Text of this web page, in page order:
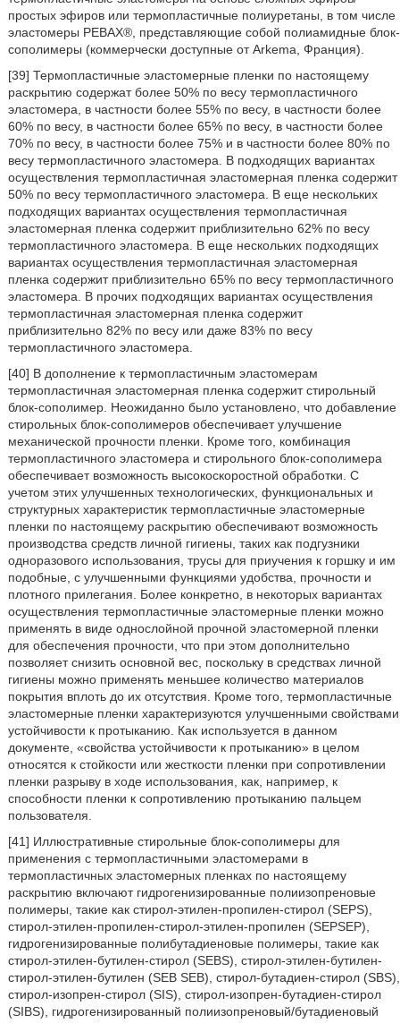
простых эфиров или термопластичные полиуретаны, в том числе
эластомеры РЕВАХ®, представляющие собой полиамидные блок-
сополимеры (коммерчески доступные от Arkema, Франция).
[39] Термопластичные эластомерные пленки по настоящему
раскрытию содержат более 50% по весу термопластичного
эластомера, в частности более 55% по весу, в частности более
60% по весу, в частности более 65% по весу, в частности более
70% по весу, в частности более 75% и в частности более 80% по
весу термопластичного эластомера. В подходящих вариантах
осуществления термопластичная эластомерная пленка содержит
50% по весу термопластичного эластомера. В еще нескольких
подходящих вариантах осуществления термопластичная
эластомерная пленка содержит приблизительно 62% по весу
термопластичного эластомера. В еще нескольких подходящих
вариантах осуществления термопластичная эластомерная
пленка содержит приблизительно 65% по весу термопластичного
эластомера. В прочих подходящих вариантах осуществления
термопластичная эластомерная пленка содержит
приблизительно 82% по весу или даже 83% по весу
термопластичного эластомера.
[40] В дополнение к термопластичным эластомерам
термопластичная эластомерная пленка содержит стирольный
блок-сополимер. Неожиданно было установлено, что добавление
стирольных блок-сополимеров обеспечивает улучшение
механической прочности пленки. Кроме того, комбинация
термопластичного эластомера и стирольного блок-сополимера
обеспечивает возможность высокоскоростной обработки. С
учетом этих улучшенных технологических, функциональных и
структурных характеристик термопластичные эластомерные
пленки по настоящему раскрытию обеспечивают возможность
производства средств личной гигиены, таких как подгузники
одноразового использования, трусы для приучения к горшку и им
подобные, с улучшенными функциями удобства, прочности и
плотного прилегания. Более конкретно, в некоторых вариантах
осуществления термопластичные эластомерные пленки можно
применять в виде однослойной прочной эластомерной пленки
для обеспечения прочности, что при этом дополнительно
позволяет снизить основной вес, поскольку в средствах личной
гигиены можно применять меньшее количество материалов
покрытия вплоть до их отсутствия. Кроме того, термопластичные
эластомерные пленки характеризуются улучшенными свойствами
устойчивости к протыканию. Как используется в данном
документе, «свойства устойчивости к протыканию» в целом
относятся к стойкости или жесткости пленки при сопротивлении
пленки разрыву в ходе использования, как, например, к
способности пленки к сопротивлению протыканию пальцем
пользователя.
[41] Иллюстративные стирольные блок-сополимеры для
применения с термопластичными эластомерами в
термопластичных эластомерных пленках по настоящему
раскрытию включают гидрогенизированные полиизопреновые
полимеры, такие как стирол-этилен-пропилен-стирол (SEPS),
стирол-этилен-пропилен-стирол-этилен-пропилен (SEPSEP),
гидрогенизированные полибутадиеновые полимеры, такие как
стирол-этилен-бутилен-стирол (SEBS), стирол-этилен-бутилен-
стирол-этилен-бутилен (SEB SEB), стирол-бутадиен-стирол (SBS),
стирол-изопрен-стирол (SIS), стирол-изопрен-бутадиен-стирол
(SIBS), гидрогенизированный полиизопреновый/бутадиеновый